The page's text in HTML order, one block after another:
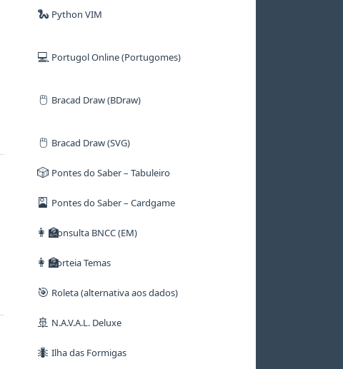
🐍 Python VIM
💻 Portugol Online (Portugomes)
🖱️ Bracad Draw (BDraw)
🖱️ Bracad Draw (SVG)
🎲 Pontes do Saber – Tabuleiro
🎴 Pontes do Saber – Cardgame
👩‍🏫Consulta BNCC (EM)
👩‍🏫Sorteia Temas
🎯 Roleta (alternativa aos dados)
🚢 N.A.V.A.L. Deluxe
🐜 Ilha das Formigas